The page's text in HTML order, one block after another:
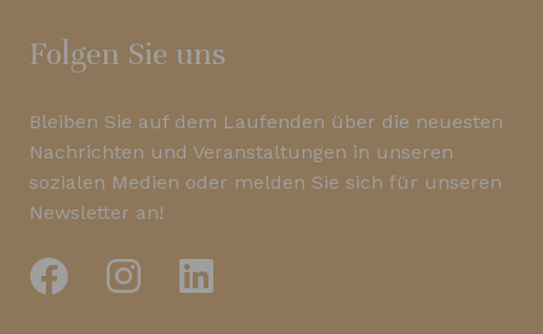
Folgen Sie uns
Bleiben Sie auf dem Laufenden über die neuesten
Nachrichten und Veranstaltungen in unseren
sozialen Medien oder melden Sie sich für unseren
Newsletter an!